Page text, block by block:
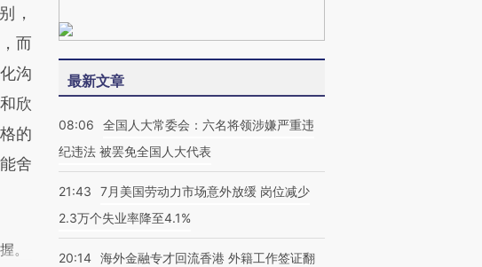
，
而
沟
欣
的
舍
。
最新文章
08:06
全国人大常委会：六名将领涉嫌严重违
纪违法 被罢免全国人大代表
21:43
7月美国劳动力市场意外放缓 岗位减少
2.3万个失业率降至4.1%
20:14 海外金融专才回流香港 外籍工作签证翻